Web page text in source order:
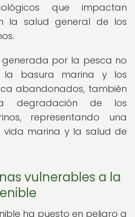
que impactan
la salud general de los
por la pesca no
la basura marina y los
abandonados, también
degradación de los
representando una
marina y la salud de
vulnerables a la
ha puesto en peligro a